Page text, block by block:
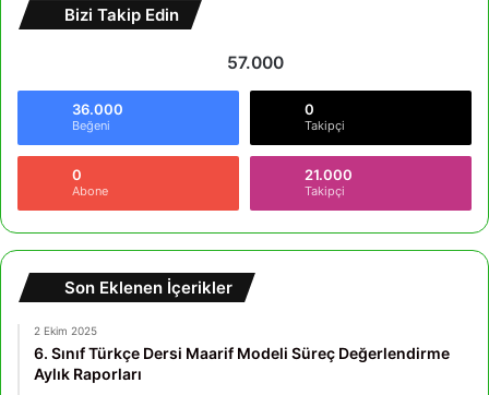
Bizi Takip Edin
57.000
36.000
Beğeni
0
Takipçi
0
Abone
21.000
Takipçi
Son Eklenen İçerikler
2 Ekim 2025
6. Sınıf Türkçe Dersi Maarif Modeli Süreç Değerlendirme
Aylık Raporları